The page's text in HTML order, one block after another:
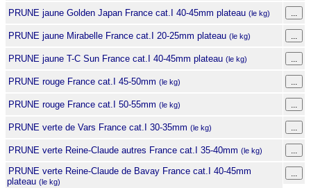
PRUNE jaune Golden Japan France cat.I 40-45mm plateau (le kg)
PRUNE jaune Mirabelle France cat.I 20-25mm plateau (le kg)
PRUNE jaune T-C Sun France cat.I 40-45mm plateau (le kg)
PRUNE rouge France cat.I 45-50mm (le kg)
PRUNE rouge France cat.I 50-55mm (le kg)
PRUNE verte de Vars France cat.I 30-35mm (le kg)
PRUNE verte Reine-Claude autres France cat.I 35-40mm (le kg)
PRUNE verte Reine-Claude de Bavay France cat.I 40-45mm
plateau (le kg)